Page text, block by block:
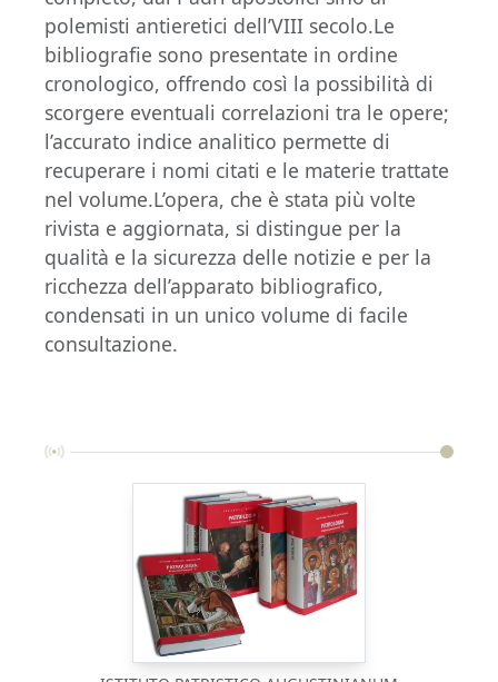
polemisti antieretici dell’VIII secolo.Le
bibliografie sono presentate in ordine
cronologico, offrendo così la possibilità di
scorgere eventuali correlazioni tra le opere;
l’accurato indice analitico permette di
recuperare i nomi citati e le materie trattate
nel volume.L’opera, che è stata più volte
rivista e aggiornata, si distingue per la
qualità e la sicurezza delle notizie e per la
ricchezza dell’apparato bibliografico,
condensati in un unico volume di facile
consultazione.